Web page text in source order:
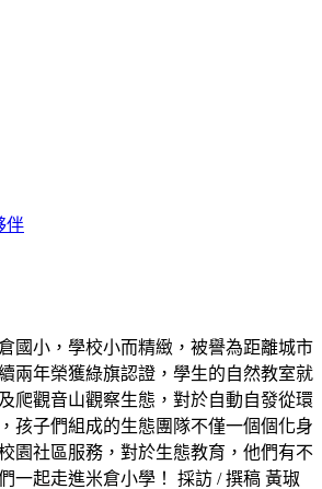
伴
國小，學校小而精緻，被譽為距離城市
兩年榮獲綠旗認證，學生的自然教室就
爬觀音山觀察生態，對於自動自發從環
孩子們組成的生態團隊不僅一個個化身
園社區服務，對於生態教育，他們有不
一起走進米倉小學！ 採訪 / 撰稿 黃琡